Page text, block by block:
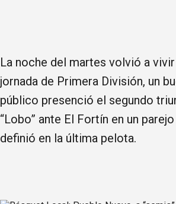
La noche del martes volvió a vivir
jornada de Primera División, un
público presenció el segundo
“Lobo” ante El Fortín en un
definió en la última pelota.